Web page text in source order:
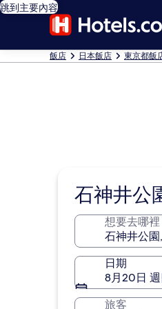
跳到主要內容
飯店 日本飯店 東京都飯
石神井公
想要去哪裡
日期
8月20日
旅客